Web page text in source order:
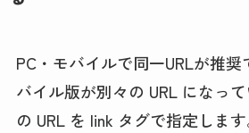
PC・モバイルで同一URLが推
バイル版が別々の URL になっ
の URL を link タグで指定します